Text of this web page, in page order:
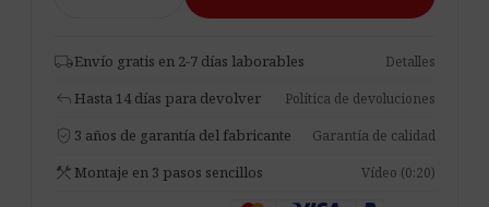
Blanco
Autoadhesivo
cantidad
local_shippingEnvío gratis en 2-7 días laborables Detalles
reply Hasta 14 días para devolver Política de devoluciones
verified_user 3 años de garantía del fabricante Garantía de calidad
construction Montaje en 3 pasos sencillos Vídeo (0:20)